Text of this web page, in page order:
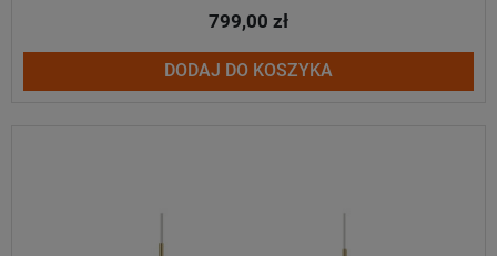
799,00 zł
DODAJ DO KOSZYKA